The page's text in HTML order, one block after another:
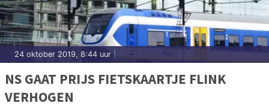
24 oktober 2019, 8:44 uur
NS GAAT PRIJS FIETSKAARTJE FLINK
VERHOGEN